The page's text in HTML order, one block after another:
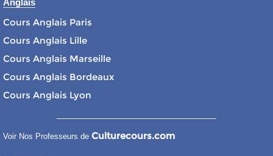
Anglais
Cours Anglais Paris
Cours Anglais Lille
Cours Anglais Marseille
Cours Anglais Bordeaux
Cours Anglais Lyon
Voir Nos Professeurs de Culturecours.com